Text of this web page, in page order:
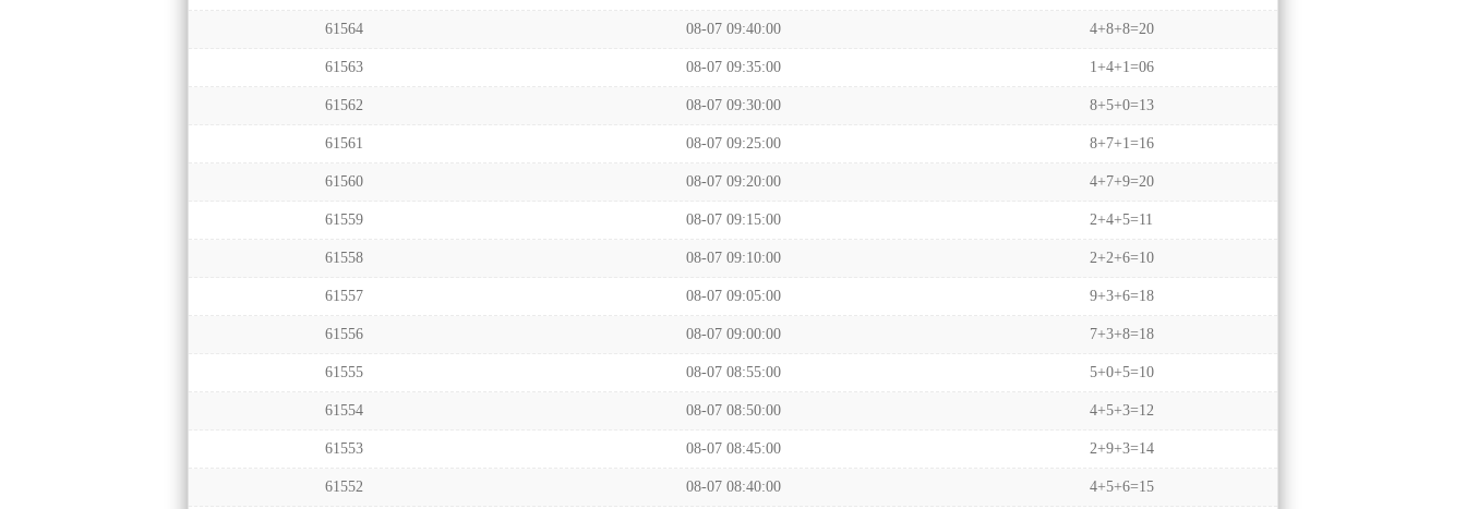
61564 08-07 09:40:00 4+8+8=20
61563 08-07 09:35:00 1+4+1=06
61562 08-07 09:30:00 8+5+0=13
61561 08-07 09:25:00 8+7+1=16
61560 08-07 09:20:00 4+7+9=20
61559 08-07 09:15:00 2+4+5=11
61558 08-07 09:10:00 2+2+6=10
61557 08-07 09:05:00 9+3+6=18
61556 08-07 09:00:00 7+3+8=18
61555 08-07 08:55:00 5+0+5=10
61554 08-07 08:50:00 4+5+3=12
61553 08-07 08:45:00 2+9+3=14
61552 08-07 08:40:00 4+5+6=15